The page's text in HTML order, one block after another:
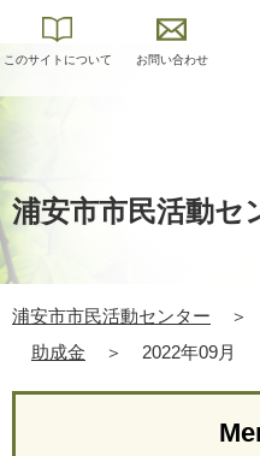
このサイトについて お問い合わせ
浦安市市民活動セ
浦安市市民活動センター ＞
助成金
＞ 2022年09月